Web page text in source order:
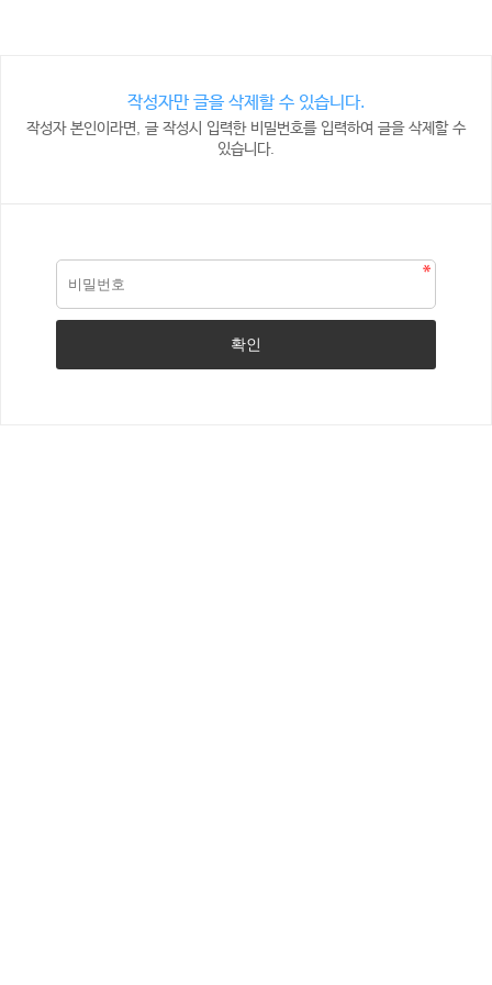
작성자만 글을 삭제할 수 있습니다.
작성자 본인이라면, 글 작성시 입력한 비밀번호를 입력하여 글을 삭제할 수
있습니다.